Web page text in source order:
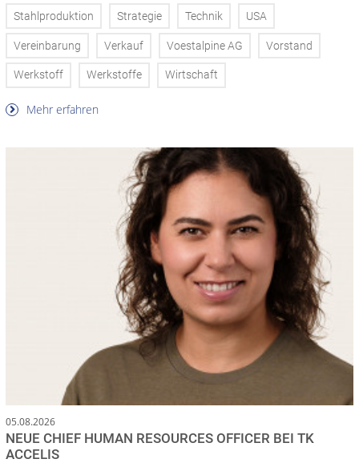
Stahlproduktion Strategie Technik USA
Vereinbarung Verkauf Voestalpine AG Vorstand
Werkstoff Werkstoffe Wirtschaft
Mehr erfahren
05.08.2026
NEUE CHIEF HUMAN RESOURCES OFFICER BEI TK
ACCELIS